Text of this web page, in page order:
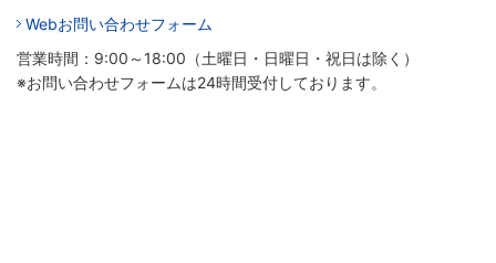
Webお問い合わせフォーム
営業時間：9:00～18:00（土曜日・日曜日・祝日は除く）
※お問い合わせフォームは24時間受付しております。